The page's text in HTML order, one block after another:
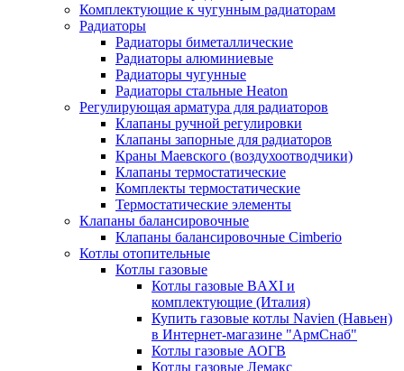
Комплектующие к чугунным радиаторам
Радиаторы
Радиаторы биметаллические
Радиаторы алюминиевые
Радиаторы чугунные
Радиаторы стальные Heaton
Регулирующая арматура для радиаторов
Клапаны ручной регулировки
Клапаны запорные для радиаторов
Краны Маевского (воздухоотводчики)
Клапаны термостатические
Комплекты термостатические
Термостатические элементы
Клапаны балансировочные
Клапаны балансировочные Cimberio
Котлы отопительные
Котлы газовые
Котлы газовые BAXI и
комплектующие (Италия)
Купить газовые котлы Navien (Навьен)
в Интернет-магазине "АрмСнаб"
Котлы газовые АОГВ
Котлы газовые Лемакс